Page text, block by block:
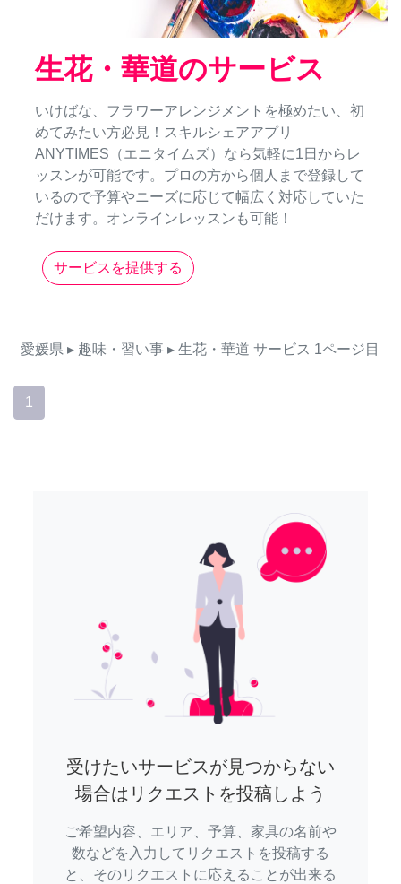
生花・華道のサービス
いけばな、フラワーアレンジメントを極めたい、初
めてみたい方必見！スキルシェアアプリ
ANYTIMES（エニタイムズ）なら気軽に1日からレ
ッスンが可能です。プロの方から個人まで登録して
いるので予算やニーズに応じて幅広く対応していた
だけます。オンラインレッスンも可能！
サービスを提供する
愛媛県 ▸ 趣味・習い事 ▸ 生花・華道 サービス 1ページ目
1
受けたいサービスが見つからない
場合はリクエストを投稿しよう
ご希望内容、エリア、予算、家具の名前や
数などを入力してリクエストを投稿する
と、そのリクエストに応えることが出来る